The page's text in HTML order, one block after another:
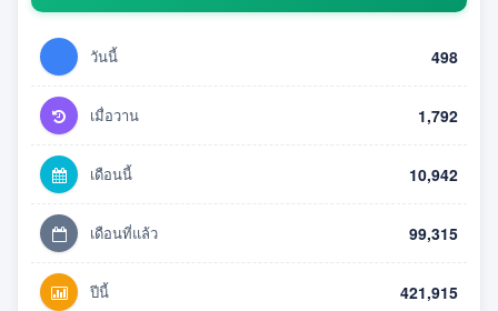
วันนี้ 498
เมื่อวาน 1,792
เดือนนี้ 10,942
เดือนที่แล้ว 99,315
ปีนี้ 421,915